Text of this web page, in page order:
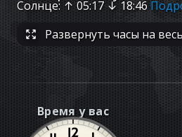
Солнце: ↑05:17↓ 18:46
Развернуть часы на
Время у вас